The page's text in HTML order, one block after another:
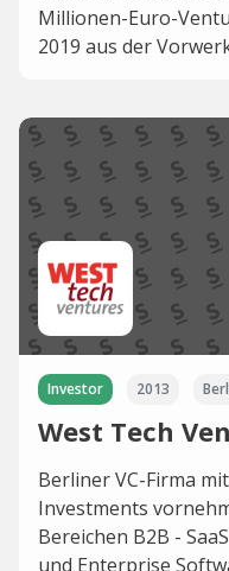
Millionen-Euro-
2019 aus der
Investor 2013
West Tech
Berliner VC-Firma
Investments
Bereichen B2B -
und Enterprise